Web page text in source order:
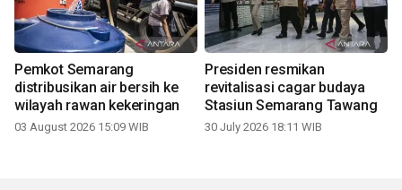
Pemkot Semarang
distribusikan air bersih ke
wilayah rawan kekeringan
03 August 2026 15:09 WIB
Presiden resmikan
revitalisasi cagar budaya
Stasiun Semarang Tawang
30 July 2026 18:11 WIB